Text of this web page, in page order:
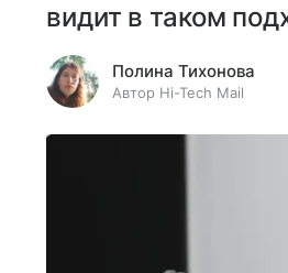
видит в таком
Полина Тихонова
Автор Hi-Tech Mail